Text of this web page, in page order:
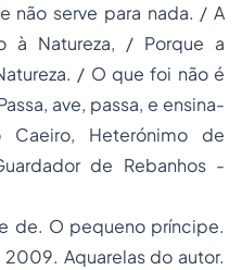
não serve para nada. / A
à Natureza, / Porque a
/ O que foi não é
ave, passa, e ensina-
Heterónimo de
de Rebanhos -
de. O pequeno príncipe.
2009. Aquarelas do autor.